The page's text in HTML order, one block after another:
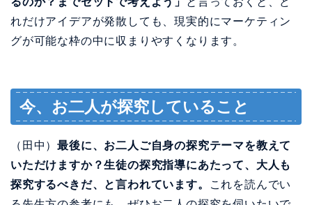
れだけアイデアが発散しても、現実的にマーケティン
グが可能な枠の中に収まりやすくなります。
今、お二人が探究していること
（田中）最後に、お二人ご自身の探究テーマを教えて
いただけますか？生徒の探究指導にあたって、大人も
探究するべきだ、と言われています。
これを読んでい